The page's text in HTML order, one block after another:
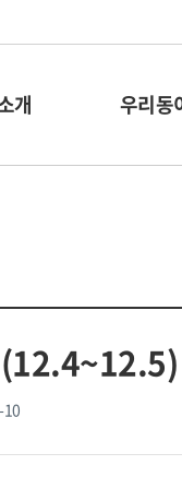
개 우리동
(12.4~12.5)